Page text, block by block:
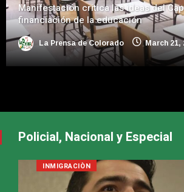
Manifestación critica las ideas del
financiación de la educación
La Prensa de Colorado March 21,
Policial, Nacional y Especial
INMIGRACIÒN